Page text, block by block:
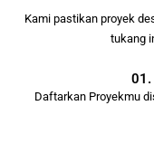
Kami pastikan proyek
tukang
01.
Daftarkan Proyekmu